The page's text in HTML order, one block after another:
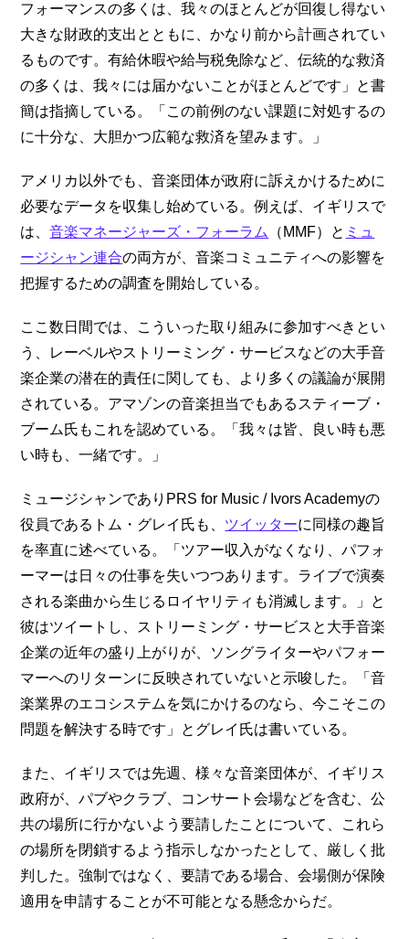
フォーマンスの多くは、我々のほとんどが回復し得ない
大きな財政的支出とともに、かなり前から計画されてい
るものです。有給休暇や給与税免除など、伝統的な救済
の多くは、我々には届かないことがほとんどです」と書
簡は指摘している。「この前例のない課題に対処するの
に十分な、大胆かつ広範な救済を望みます。」
アメリカ以外でも、音楽団体が政府に訴えかけるために
必要なデータを収集し始めている。例えば、イギリスで
は、音楽マネージャーズ・フォーラム （MMF）と ミュ
ージシャン連合の両方が、音楽コミュニティへの影響を
把握するための調査を開始している。
ここ数日間では、こういった取り組みに参加すべきとい
う、レーベルやストリーミング・サービスなどの大手音
楽企業の潜在的責任に関しても、より多くの議論が展開
されている。アマゾンの音楽担当でもあるスティーブ・
ブーム氏もこれを認めている。「我々は皆、良い時も悪
い時も、一緒です。」
ミュージシャンでありPRS for Music / Ivors Academyの
役員であるトム・グレイ氏も、 ツイッターに同様の趣旨
を率直に述べている。「ツアー収入がなくなり、パフォ
ーマーは日々の仕事を失いつつあります。ライブで演奏
される楽曲から生じるロイヤリティも消滅します。」と
彼はツイートし、ストリーミング・サービスと大手音楽
企業の近年の盛り上がりが、ソングライターやパフォー
マーへのリターンに反映されていないと示唆した。「音
楽業界のエコシステムを気にかけるのなら、今こそこの
問題を解決する時です」とグレイ氏は書いている。
また、イギリスでは先週、様々な音楽団体が、イギリス
政府が、パブやクラブ、コンサート会場などを含む、公
共の場所に行かないよう要請したことについて、これら
の場所を閉鎖するよう指示しなかったとして、厳しく批
判した。強制ではなく、要請である場合、会場側が保険
適用を申請することが不可能となる懸念からだ。